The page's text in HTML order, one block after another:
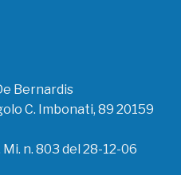
Bernardis
C. Imbonati, 89 20159
n. 803 del 28-12-06